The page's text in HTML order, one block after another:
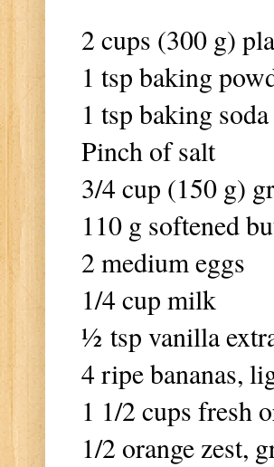
2 cups (300 g)
1 tsp baking
1 tsp baking soda
Pinch of salt
3/4 cup (150 g)
110 g softened
2 medium eggs
1/4 cup milk
½ tsp vanilla
4 ripe bananas,
1 1/2 cups fresh
1/2 orange zest,